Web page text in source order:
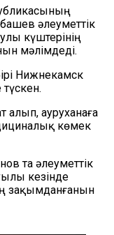
әлеуметтік
күштерінің
мәлімдеді.
Нижнекамск
ауруханаға
көмек
та әлеуметтік
кезінде
зақымданғанын